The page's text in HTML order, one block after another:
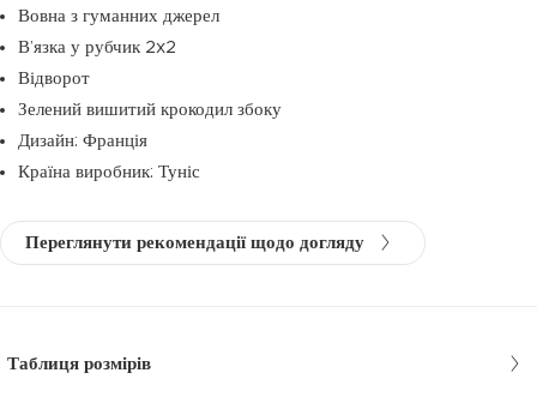
Вовна з гуманних джерел
В’язка у рубчик 2x2
Відворот
Зелений вишитий крокодил збоку
Дизайн: Франція
Країна виробник: Туніс
Переглянути рекомендації щодо догляду
Таблиця розмірів